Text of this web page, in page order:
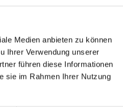
Medien anbieten zu können
Ihrer Verwendung unserer
führen diese Informationen
sie im Rahmen Ihrer Nutzung
Telefon:
Telefax: